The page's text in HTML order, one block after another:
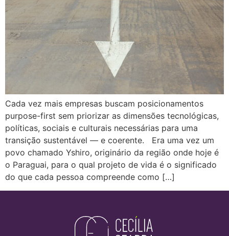
Cada vez mais empresas buscam posicionamentos
purpose-first sem priorizar as dimensões tecnológicas,
políticas, sociais e culturais necessárias para uma
transição sustentável — e coerente. Era uma vez um
povo chamado Yshiro, originário da região onde hoje é
o Paraguai, para o qual projeto de vida é o significado
do que cada pessoa compreende como […]